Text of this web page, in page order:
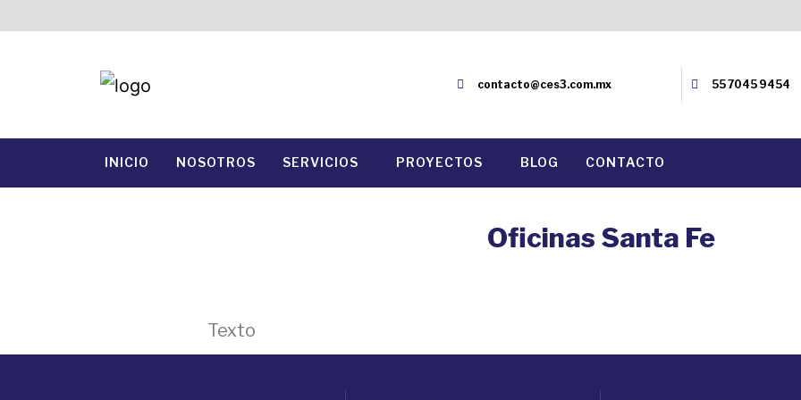
contacto@ces3.com.mx 55 7045 9454
INICIO NOSOTROS SERVICIOS PROYECTOS BLOG CONTACTO
Oficinas Santa Fe
Texto